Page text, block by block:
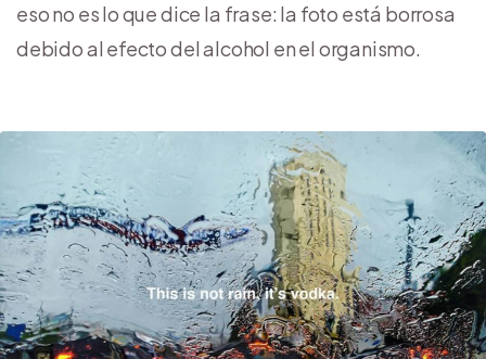
eso no es lo que dice la frase: la foto está borrosa
debido al efecto del alcohol en el organismo.